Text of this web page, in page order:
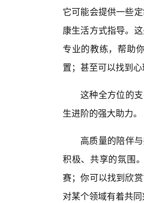
它可能会提供一些
康生活方式指导。
专业的教练，帮助
置；甚至可以找到
这种全方位的
生进阶的强大助力。
高质量的陪伴
积极、共享的氛围
赛；你可以找到欣
对某个领域有着共